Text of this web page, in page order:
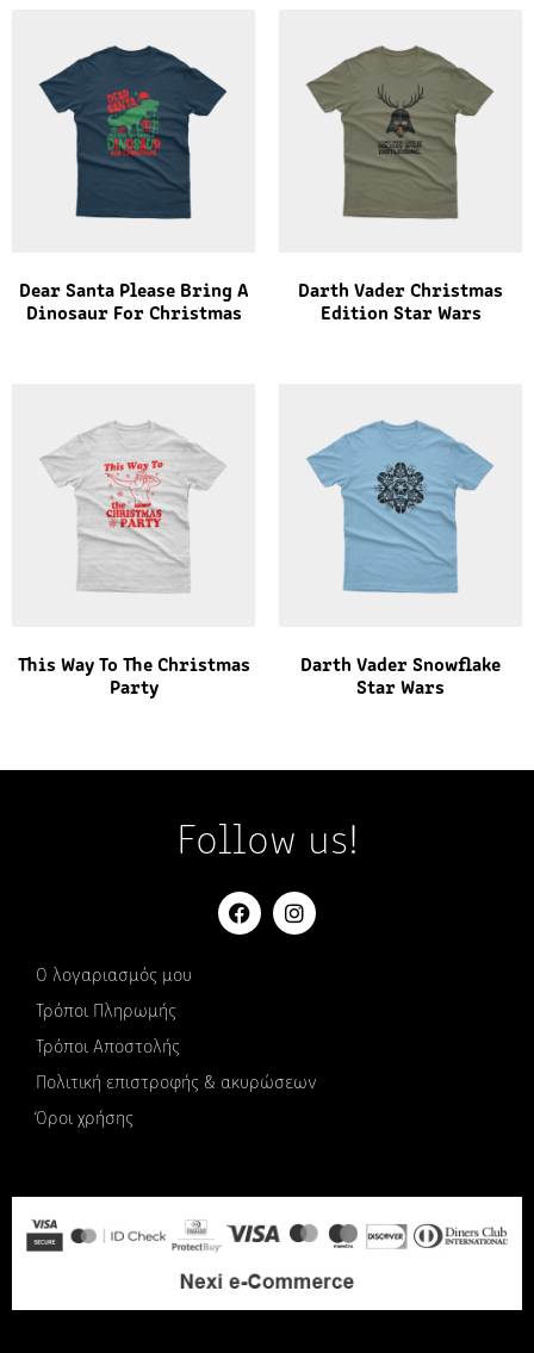
Dear Santa Please Bring A
Dinosaur For Christmas
Darth Vader Christmas
Edition Star Wars
This Way To The Christmas
Party
Darth Vader Snowflake
Star Wars
Follow us!
Ο λογαριασμός μου
Τρόποι Πληρωμής
Τρόποι Αποστολής
Πολιτική επιστροφής & ακυρώσεων
Όροι χρήσης